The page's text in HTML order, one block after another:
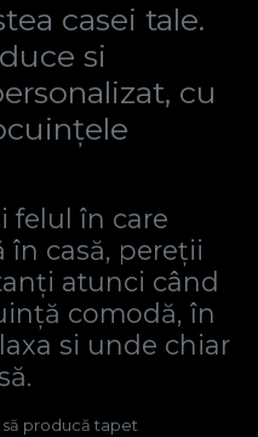
casei tale.
si
cu
felul în care
în casă, pereții
atunci când
comodă, în
si unde chiar
să producă tapet